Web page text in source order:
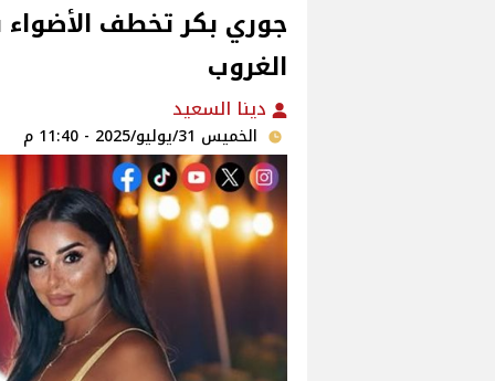
جوري بكر تخطف الأضواء
الغروب
دينا السعيد
الخميس 31/يوليو/2025 - 11:40 م